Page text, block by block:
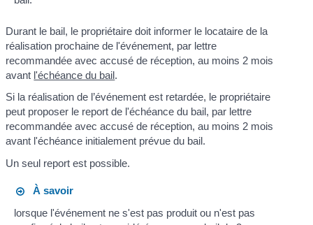
Durant le bail, le propriétaire doit informer le locataire de la
réalisation prochaine de l'événement, par lettre
recommandée avec accusé de réception, au moins 2 mois
avant l'échéance du bail.
Si la réalisation de l’événement est retardée, le propriétaire
peut proposer le report de l'échéance du bail, par lettre
recommandée avec accusé de réception, au moins 2 mois
avant l'échéance initialement prévue du bail.
Un seul report est possible.
À savoir
lorsque l'événement ne s'est pas produit ou n'est pas